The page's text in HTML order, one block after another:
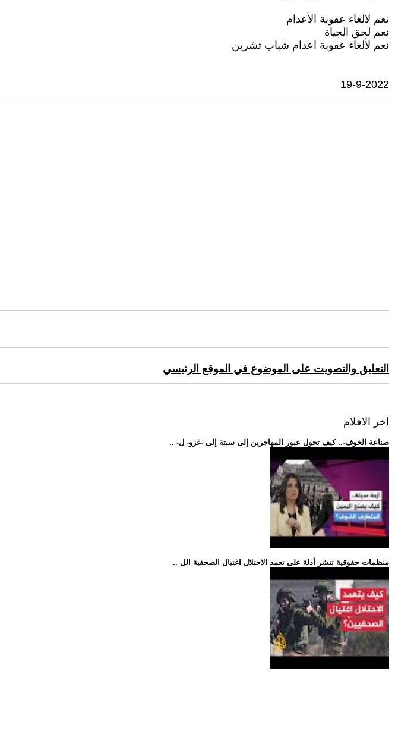
نعم لالغاء عقوبة الأعدام
نعم لحق الحياة
نعم لألغاء عقوبة اعدام شباب تشرين
19-9-2022
التعليق والتصويت على الموضوع في الموقع الرئيسي
اخر الافلام
.. -صناعة الخوف-.. كيف تحول عبور المهاجرين إلى سبتة إلى -غزو- ل
.. منظمات حقوقية تنشر أدلة على تعمد الاحتلال اغتيال الصحفية الل